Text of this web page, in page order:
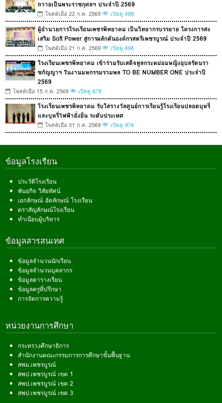
ถวายเป็นพระราชกุศลฯ ประจำปี 2569
โพสต์เมื่อ 22 ก.ค. 2569 เปิดดู 499
ผู้อำนวยการโรงเรียนเพชรพิทยาคม เป็นวิทยากรบรรยาย โครงการส่ง
เสริม Soft Power สู่การผลักดันองค์กรสตรีเพชรบูรณ์ ประจำปี 2569
โพสต์เมื่อ 21 ก.ค. 2569 เปิดดู 498
โรงเรียนเพชรพิทยาคม เข้าร่วมรับเสด็จทูลกระหม่อมหญิงอุบลรัตนรา
ชกัญญาฯ ในงานมหกรรมรวมพล TO BE NUMBER ONE ประจำปี
2569
โพสต์เมื่อ 15 ก.ค. 2569 เปิดดู 678
โรงเรียนเพชรพิทยาคม รับโล่รางวัลศูนย์การเรียนรู้โรงเรียนปลอดบุหรี่
และบุหรี่ไฟฟ้ายั่งยืน ระดับประเทศ
โพสต์เมื่อ 01 ก.ค. 2569 เปิดดู 974
ข้อมูลโรงเรียน
ประวัติโรงเรียน
พันธกิจ วิสัยทัศน์
เอกลักษณ์ อัตลักษณ์ โรงเรียน
ตราสัญลักษณ์โรงเรียน
ทำเนียบผู้บริหาร
ข้อมูลสารสนเทศ
ข้อมูลจำนวนนักเรียน
ข้อมูลจำนวนบุคลากร
ข้อมูลตารางเรียน
ข้อมูลครูที่ปรึกษา
การจัดการความรู้
หน่วยงานการศึกษา
กระทรวงศึกษาธิการ
สำนักงานคณะกรรมการการศึกษาขั้นพื้นฐาน
สพม.เพชรบูรณ์
สพป.เพชรบูรณ์ เขต 1
สพป.เพชรบูรณ์ เขต 2
สพป.เพชรบูรณ์ เขต 3